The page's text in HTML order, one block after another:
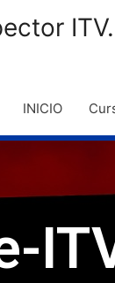
ITV.
INICIO